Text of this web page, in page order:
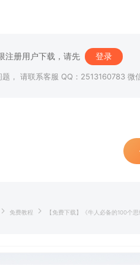
注册用户下载，请先 登录
题， 请联系客服 QQ：2513160783 微
免费教程 【免费下载】《牛人必备的100个思